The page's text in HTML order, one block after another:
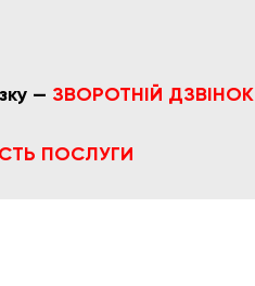
— ЗВОРОТНІЙ ДЗВІНОК
ПОСЛУГИ